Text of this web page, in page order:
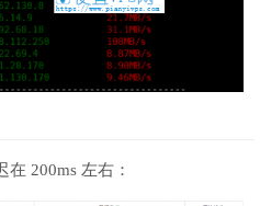
200ms 左右：